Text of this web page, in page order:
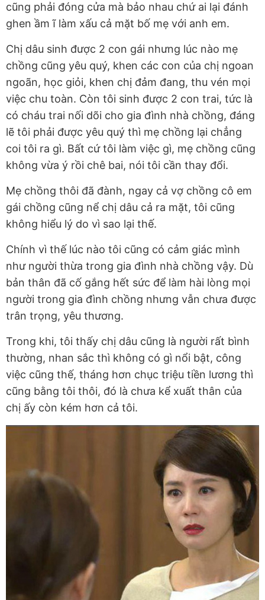
cũng phải đóng cửa mà bảo nhau chứ ai lại đánh
ghen ầm ĩ làm xấu cả mặt bố mẹ với anh em.
Chị dâu sinh được 2 con gái nhưng lúc nào mẹ
chồng cũng yêu quý, khen các con của chị ngoan
ngoãn, học giỏi, khen chị đảm đang, thu vén mọi
việc chu toàn. Còn tôi sinh được 2 con trai, tức là
có cháu trai nối dõi cho gia đình nhà chồng, đáng
lẽ tôi phải được yêu quý thì mẹ chồng lại chẳng
coi tôi ra gì. Bất cứ tôi làm việc gì, mẹ chồng cũng
không vừa ý rồi chê bai, nói tôi cần thay đổi.
Mẹ chồng thôi đã đành, ngay cả vợ chồng cô em
gái chồng cũng nể chị dâu cả ra mặt, tôi cũng
không hiểu lý do vì sao lại thế.
Chính vì thế lúc nào tôi cũng có cảm giác mình
như người thừa trong gia đình nhà chồng vậy. Dù
bản thân đã cố gắng hết sức để làm hài lòng mọi
người trong gia đình chồng nhưng vẫn chưa được
trân trọng, yêu thương.
Trong khi, tôi thấy chị dâu cũng là người rất bình
thường, nhan sắc thì không có gì nổi bật, công
việc cũng thế, tháng hơn chục triệu tiền lương thì
cũng bằng tôi thôi, đó là chưa kể xuất thân của
chị ấy còn kém hơn cả tôi.